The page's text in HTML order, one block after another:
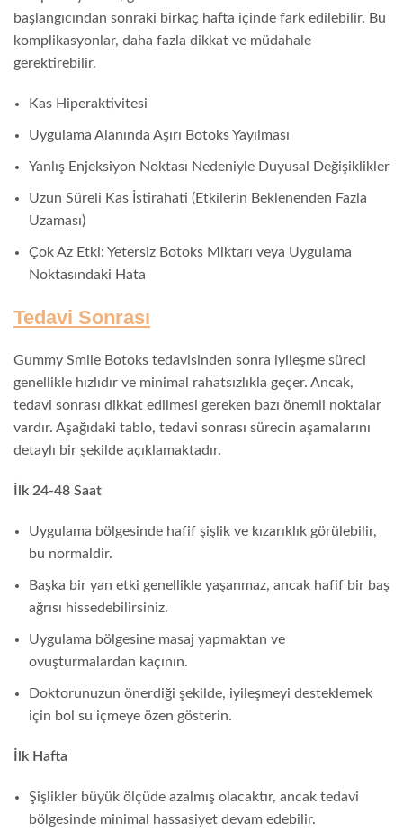
başlangıcından sonraki birkaç hafta içinde fark edilebilir. Bu
komplikasyonlar, daha fazla dikkat ve müdahale
gerektirebilir.
Kas Hiperaktivitesi
Uygulama Alanında Aşırı Botoks Yayılması
Yanlış Enjeksiyon Noktası Nedeniyle Duyusal Değişiklikler
Uzun Süreli Kas İstirahati (Etkilerin Beklenenden Fazla
Uzaması)
Çok Az Etki: Yetersiz Botoks Miktarı veya Uygulama
Noktasındaki Hata
Tedavi Sonrası
Gummy Smile Botoks tedavisinden sonra iyileşme süreci
genellikle hızlıdır ve minimal rahatsızlıkla geçer. Ancak,
tedavi sonrası dikkat edilmesi gereken bazı önemli noktalar
vardır. Aşağıdaki tablo, tedavi sonrası sürecin aşamalarını
detaylı bir şekilde açıklamaktadır.
İlk 24-48 Saat
Uygulama bölgesinde hafif şişlik ve kızarıklık görülebilir,
bu normaldir.
Başka bir yan etki genellikle yaşanmaz, ancak hafif bir baş
ağrısı hissedebilirsiniz.
Uygulama bölgesine masaj yapmaktan ve
ovuşturmalardan kaçının.
Doktorunuzun önerdiği şekilde, iyileşmeyi desteklemek
için bol su içmeye özen gösterin.
İlk Hafta
Şişlikler büyük ölçüde azalmış olacaktır, ancak tedavi
bölgesinde minimal hassasiyet devam edebilir.